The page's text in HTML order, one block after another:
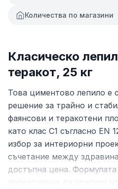
Количества по магазини
Класическо
теракот, 25 кг
Това циментово лепило е
решение за трайно и
фаянсови и теракотени
като клас C1 съгласно EN
избор за интериорни
съчетание между
достъпна цена.
проектирана да осигури